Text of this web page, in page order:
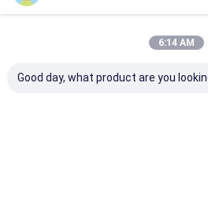
Medizinischer Knochenbohrer
6:14 AM
Good day, what product are you